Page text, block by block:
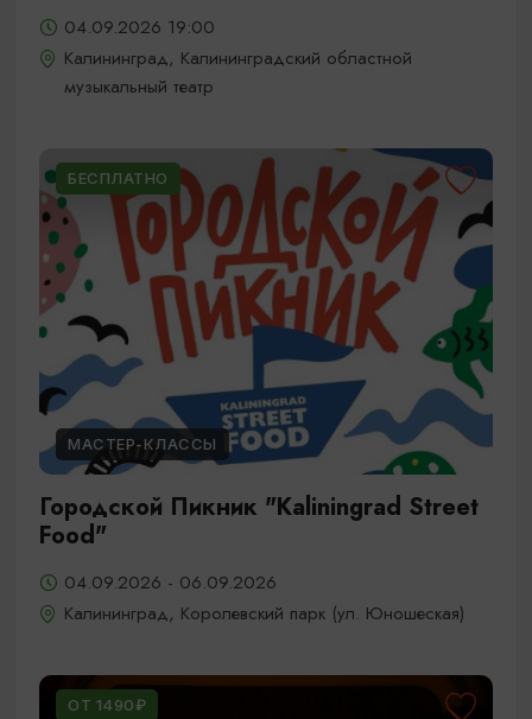
04.09.2026 19:00
Калининград, Калининградский областной
музыкальный театр
БЕСПЛАТНО
МАСТЕР-КЛАССЫ
Городской Пикник "Kaliningrad Street
Food"
04.09.2026 - 06.09.2026
Калининград, Королевский парк (ул. Юношеская)
ОТ 1490₽